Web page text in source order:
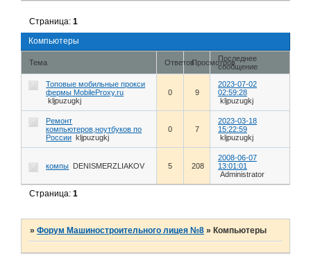
Компьютеры
Страница:1
Тема ОтветовПросмотровПоследнее
сообщение
Топовые мобильные прокси
фермы MobileProxy.ru
kljpuzugkj
0 9
2023-07-02
02:59:28
kljpuzugkj
Ремонт
компьютеров,ноутбуков по
России kljpuzugkj
0 7
2023-03-18
15:22:59
kljpuzugkj
компы DENISMERZLIAKOV 5 208
2008-06-07
13:01:01
Administrator
Страница:1
»Форум Машиностроительного лицея №8 » Компьютеры